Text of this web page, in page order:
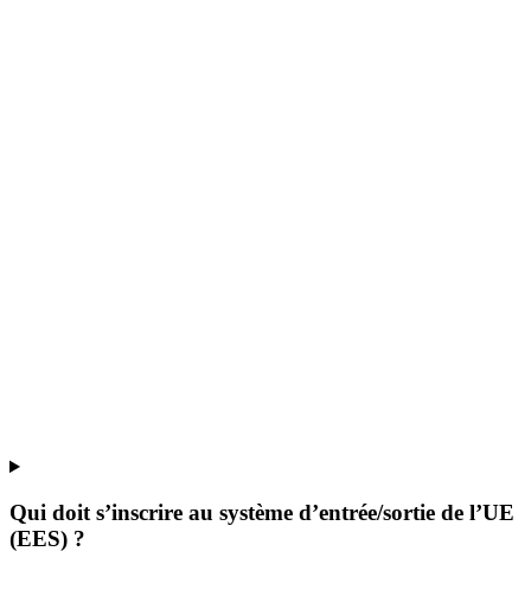
Qui doit s’inscrire au système d’entrée/sortie de l’UE
(EES) ?